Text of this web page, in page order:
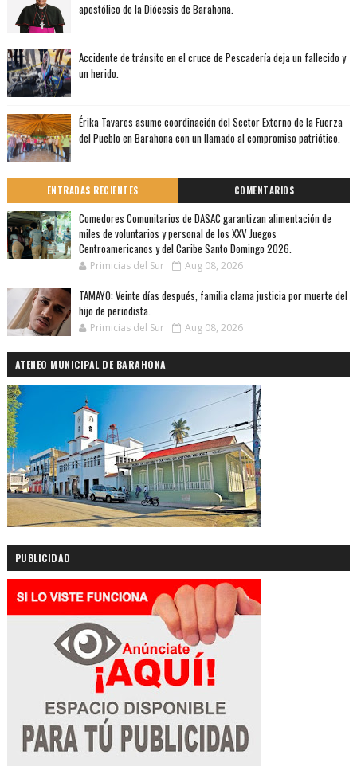
apostólico de la Diócesis de Barahona.
Accidente de tránsito en el cruce de Pescadería deja un fallecido y
un herido.
Érika Tavares asume coordinación del Sector Externo de la Fuerza
del Pueblo en Barahona con un llamado al compromiso patriótico.
ENTRADAS RECIENTES COMENTARIOS
Comedores Comunitarios de DASAC garantizan alimentación de
miles de voluntarios y personal de los XXV Juegos
Centroamericanos y del Caribe Santo Domingo 2026.
Primicias del Sur Aug 08, 2026
TAMAYO: Veinte días después, familia clama justicia por muerte del
hijo de periodista.
Primicias del Sur Aug 08, 2026
ATENEO MUNICIPAL DE BARAHONA
PUBLICIDAD